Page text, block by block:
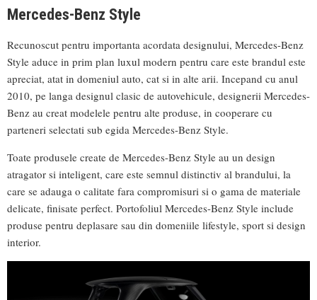
Mercedes-Benz Style
Recunoscut pentru importanta acordata designului, Mercedes-Benz
Style aduce in prim plan luxul modern pentru care este brandul este
apreciat, atat in domeniul auto, cat si in alte arii. Incepand cu anul
2010, pe langa designul clasic de autovehicule, designerii Mercedes-
Benz au creat modelele pentru alte produse, in cooperare cu
parteneri selectati sub egida Mercedes-Benz Style.
Toate produsele create de Mercedes-Benz Style au un design
atragator si inteligent, care este semnul distinctiv al brandului, la
care se adauga o calitate fara compromisuri si o gama de materiale
delicate, finisate perfect. Portofoliul Mercedes-Benz Style include
produse pentru deplasare sau din domeniile lifestyle, sport si design
interior.